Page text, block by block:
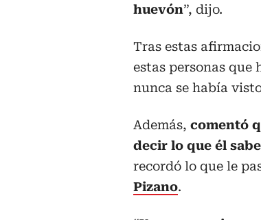
huevón”, dijo.
Tras estas
estas personas
nunca se había
Además, comentó
decir lo que él
recordó lo que le
Pizano.